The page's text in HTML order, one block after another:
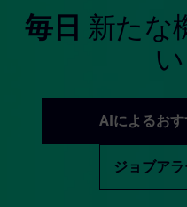
毎日 新たな
AIによるお
ジョブア